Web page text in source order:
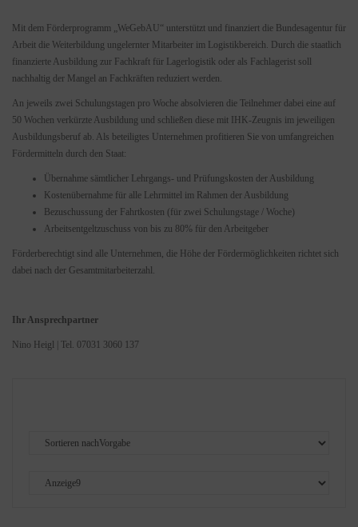
Mit dem Förderprogramm „WeGebAU“ unterstützt und finanziert die Bundesagentur für
Arbeit die Weiterbildung ungelernter Mitarbeiter im Logistikbereich. Durch die staatlich
finanzierte Ausbildung zur Fachkraft für Lagerlogistik oder als Fachlagerist soll
nachhaltig der Mangel an Fachkräften reduziert werden.
An jeweils zwei Schulungstagen pro Woche absolvieren die Teilnehmer dabei eine auf
50 Wochen verkürzte Ausbildung und schließen diese mit IHK-Zeugnis im jeweiligen
Ausbildungsberuf ab. Als beteiligtes Unternehmen profitieren Sie von umfangreichen
Fördermitteln durch den Staat:
Übernahme sämtlicher Lehrgangs- und Prüfungskosten der Ausbildung
Kostenübernahme für alle Lehrmittel im Rahmen der Ausbildung
Bezuschussung der Fahrtkosten (für zwei Schulungstage / Woche)
Arbeitsentgeltzuschuss von bis zu 80% für den Arbeitgeber
Förderberechtigt sind alle Unternehmen, die Höhe der Fördermöglichkeiten richtet sich
dabei nach der Gesamtmitarbeiterzahl.
Ihr Ansprechpartner
Nino Heigl | Tel. 07031 3060 137